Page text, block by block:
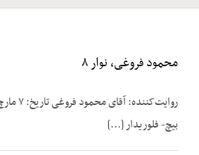
محمود فروغی، نوار ۸
بیچ- فلوریدار [...]